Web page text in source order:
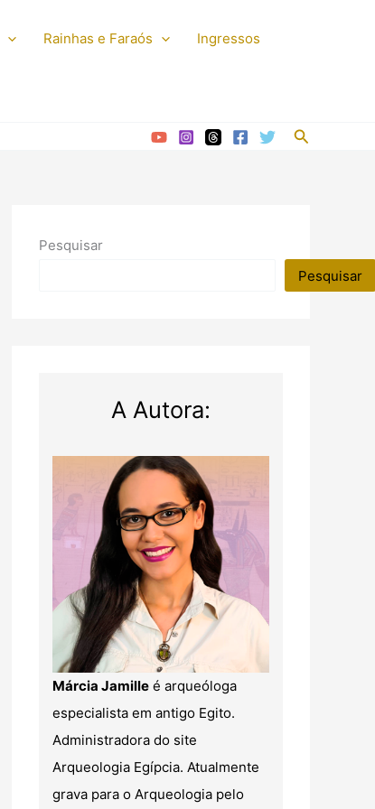
Rainhas e Faraós Ingressos
Pesquisar
Pesquisar
Pesquisar
A Autora:
Márcia Jamille é arqueóloga
especialista em antigo Egito.
Administradora do site
Arqueologia Egípcia. Atualmente
grava para o Arqueologia pelo